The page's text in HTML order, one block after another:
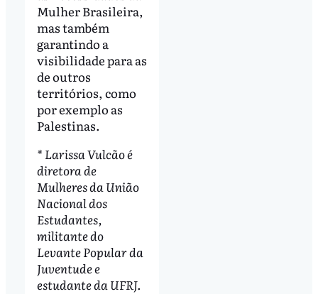
Mulher Brasileira,
mas também
garantindo a
visibilidade para as
de outros
territórios, como
por exemplo as
Palestinas.
* Larissa Vulcão é
diretora de
Mulheres da União
Nacional dos
Estudantes,
militante do
Levante Popular da
Juventude e
estudante da UFRJ.